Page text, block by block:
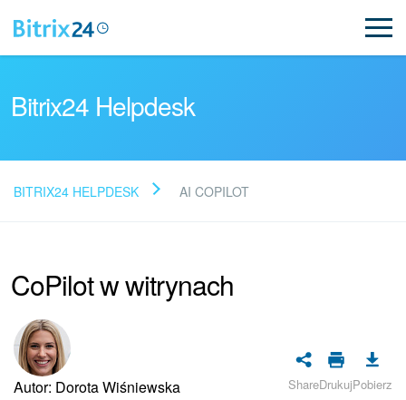
Nowości Bitrix24
Aktualizacje artykułów
Aktualności
Bitrix24 Helpdesk
BITRIX24 HELPDESK AI COPILOT
CoPilot w witrynach
Autor: Dorota Wiśniewska ShareDrukujPobierz